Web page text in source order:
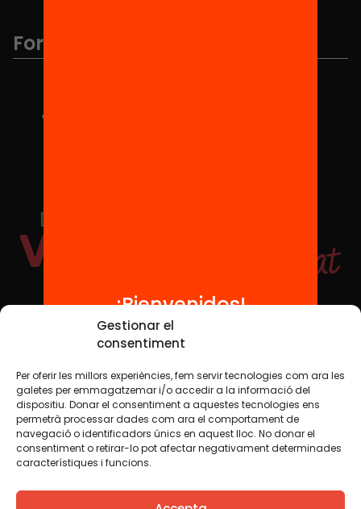
Gestionar el
consentiment
Per oferir les millors experiències, fem servir tecnologies com ara les
galetes per emmagatzemar i/o accedir a la informació del
dispositiu. Donar el consentiment a aquestes tecnologies ens
permetrà processar dades com ara el comportament de
navegació o identificadors únics en aquest lloc. No donar el
consentiment o retirar-lo pot afectar negativament determinades
característiques i funcions.
Formamos parte de...
Redes sociales
TWT YTB IG FB IN
Aviso legalPolítica de cookies
Creemos que el conocimiento debe compartirse. Por eso
¡Bienvenidos!